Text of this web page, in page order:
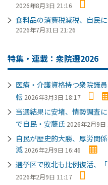
2026年8月3日 21:16
食料品の消費税減税、自
2026年7月31日 21:26
特集・連載：衆院選2026
医療・介護資格持つ衆院
転 2026年3月3日 18:17
当選結果に安堵、情勢調
で自民・安藤氏 2026年2月9日
自民が歴史的大勝、厚労
減 2026年2月9日 16:46
選挙区で敗北も比例復活
2026年2月9日 11:17